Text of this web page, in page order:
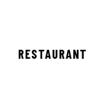
RESTAURANT